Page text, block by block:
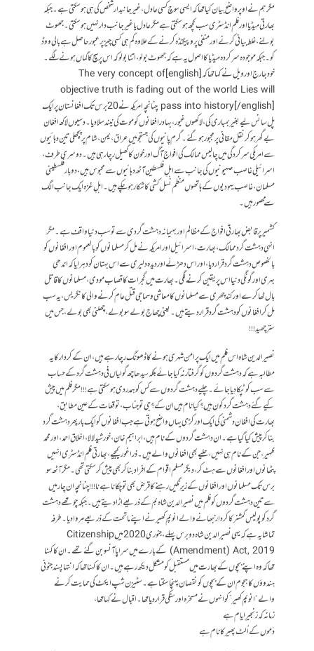
مگر ہم نے اوپر واضح بیان کیا تھا کہ ایسی سوچ کسی عادل، غیر جانبدار شخص کی ہی ہو سکتی ہے۔ جبکہ
بھارتی میڈیا اور فلم انڈسٹری سب کچھ ہو سکتی ہے مگر عادل یا غیر جانب دار نہیں ہو سکتی۔ جھوٹ
بولنے، غلط بیانی کرنے اور منفی پروپیگنڈہ کرنے کے علاوہ کم ہی کسی چیز پر عبور حاصل ہے بالی ووڈ
کو۔ جبکہ موجودہ سرکردہ میڈیا کا اصول یہ ہے کہ جھوٹ بولو ، اتنا بولو کہ اس پر سچ کا گماں ہونے لگے۔
خود جارج اورویل نے کہا تھا کہ[english] The very concept of
objective truth is fading out of the world Lies will
pass into history[/english] چنانچہ امریکہ نے 20 برس تک افغانستان پر ایک
پل سانس لیے بغیر بمباری کی ، لاکھوں غیور، بہادر افغانوں کو موت کی نیند سلا دیا ۔ دسیوں لاکھ افغان
بے گھر ہو کر نقل مقانی پر مجبور ہو گئے۔ گرم پانیوں کی جستجو میں عراق ، یمن ، شام پر پچھلی تین دہائیوں
سے امریکی سرکردگی میں چالیس ممالک کی افواج آگ اور خون کا کھیل رچا رہی ہیں۔ دوسری طرف ،
اسرائیلی غاصب صہیونیوں کی جانب سے اہلِ فلسطین آٹھ دہائیوں سے محبوس ہیں ، دو بار فلسطینی
مسلمان ، غاصب یہودیوں کے ہاتھوں منظم نسل کشی کا شکار ہو چکے ہیں ۔ اہلِ غزہ ایک جانب الگ
سے محصور ہیں۔
کشمیر پر قابض بھارتی افواج کے مظالم اور بہیمانہ دہشت گردی سے تو سب دنیا واقف ہے۔ مگر
انہی دہشت گرد ممالک ، بھارت ، اسرائیل اور امریکہ نے مل کر مسلمانوں کو بالعموم اور افغانوں کو
بالخصوص دہشت گرد قرار دیا ، اور اس دھڑلّے اور دیدہ دلیری سے اس بہتان کو دہرایا کہ اندھی
بہری اور گونگی دنیا اس پر یقین کرنے لگی۔ بھارت میں گجرات کا قصاب مودی، مسلمانوں کا قاتل
بال ٹھاکرے اور کند چھری سے مسلمانوں کا معاشی و سماجی قتلِ عام کرنے والی کانگریس ، یہ سب
مل کر افغانوں کو دہشت گرد قرار دیتے ہیں۔ یعنی چھاج بولے سو بولے، چھلنی بھی بولے، جس میں
ستر چھید!!!
نصیر الدین شاہ اس فلم میں ایک پر امن شہری ہونے کا ڈھونگ رچا رہے ہیں ، ان کے کردار کا یہ
مطالبہ ہے کہ دہشت گردوں کو گرفتار نہ کیا جائے بلکہ سیدھا چھ گولیاں فی دہشت گرد کے حساب
سے سب کو ٹپکا دِیا جائے۔ چلیے دہشت گردوں سے کس کو ہمدردی ہو سکتی ہے!!! مگر فلم میں پیش
کیے گئے دہشت گرد کون ہیں ؟ کیا نام ہیں ان کے؟ جی تو جناب، توقعات کے عین مطابق،
بھارت کی افغان دشمنی کی ایک اور کڑی یہاں واضح ہوتی ہے جب افغانوں کو ایک بار پھر دہشت گرد
بنا کر پیش کیا گیا ہے۔ ان دہشت گردوں کے نام ہیں ، ابراہیم خان ، خورشید لالا ، اخلاق احمد ، اور محمد
ظہیر، جن کے نام ہی نہیں ، حلیے بھی افغانوں والے ہیں ۔ ذرا غور کیجیے، بھارتی فلم انڈسٹری انہیں
پٹھانوں اور افغانوں سے ہٹ کر ، دیگر مسلم اقوام کے افراد بنا کر بھی پیش کر سکتی تھی ۔ مگر آٹھ سو
برس تک مسلمانوں اور افغانوں کے زیرِ نگیں رہنے کا قرض بھی تو چکانا ہے نا!!! چنانچہ ان چار میں
سے تین دہشت گردوں کو فلم میں نصیر الدین شاہ بم کے ذریعے اڑا دیتے ہیں۔ جبکہ چوتھے دہشت
گرد کو پولیس کمشنر کا کردار نبھانے والے انوپم کھیر نے اپنے ماتحت کے ذریعے مروا دیا۔ طرفہ
تماشا یہ ہے کہ یہی نصیر الدین شاہ دو برس پہلے ، جنوری 2020 میں Citizenship
(Amendment) Act, 2019 کے بارے میں سراپا آنسو بن گئے تھے ۔ ان کا کہنا
تھا کہ وہ اپنے بچوں کے بھارت میں مستقبل کو مشکل دیکھ رہے ہیں۔ ان کا کہنا تھا کہ انتہا پسند جنونی
ہندوؤں کا ہجوم ان کے بچوں کو نقصان پہنچا سکتا ہے۔ سٹیزن شپ ایکٹ کی حمایت کرنے
والے “انوپم کھیر” کو انہوں نے مسخرہ اور سنکی قرار دیا تھا۔ اقبال نے کہا تھا،
زمانہ کہ زنجیرِ ایام ہے
دَموں کے اُلٹ پھیر کا نام ہے